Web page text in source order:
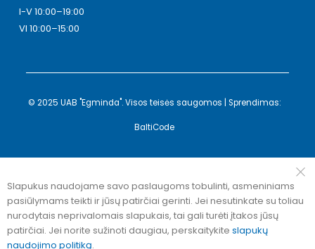
I-V 10:00–19:00
VI 10:00–15:00
© 2025 UAB "Egminda". Visos teisės saugomos | Sprendimas:
BaltiCode
Slapukus naudojame savo paslaugoms tobulinti, asmeniniams
pasiūlymams teikti ir jūsų patirčiai gerinti. Jei nesutinkate su toliau
nurodytais neprivalomais slapukais, tai gali turėti įtakos jūsų
patirčiai. Jei norite sužinoti daugiau, perskaitykite slapukų
naudojimo politiką.